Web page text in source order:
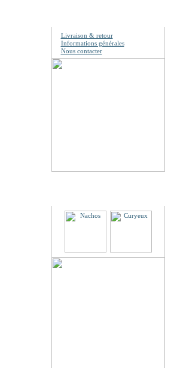
Livraison & retour
Informations générales
Nous contacter